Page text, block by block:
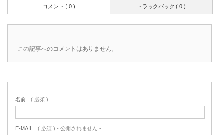
トラックバック ( 0 )
コメント ( 0 )
この記事へのコメントはありません。
名前 ( 必須 )
E-MAIL ( 必須 ) - 公開されません -